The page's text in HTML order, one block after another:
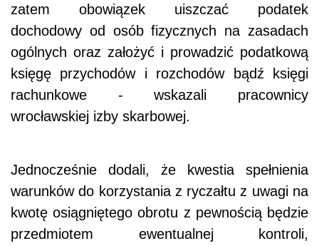
zatem obowiązek uiszczać podatek
dochodowy od osób fizycznych na zasadach
ogólnych oraz założyć i prowadzić podatkową
księgę przychodów i rozchodów bądź księgi
rachunkowe - wskazali pracownicy
wrocławskiej izby skarbowej.
Jednocześnie dodali, że kwestia spełnienia
warunków do korzystania z ryczałtu z uwagi na
kwotę osiągniętego obrotu z pewnością będzie
przedmiotem ewentualnej kontroli,